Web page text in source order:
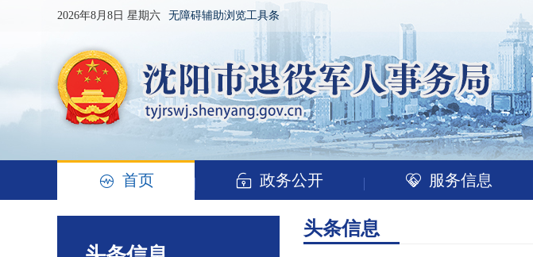
2026年8月8日 星期六 无障碍辅助浏览工具条
首页 政务公开 服务信息
头条信息